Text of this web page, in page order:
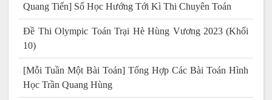
Quang Tiến] Số Học Hướng Tới Kì Thi Chuyên Toán
Đề Thi Olympic Toán Trại Hè Hùng Vương 2023 (Khối
10)
[Mỗi Tuần Một Bài Toán] Tổng Hợp Các Bài Toán Hình
Học Trần Quang Hùng